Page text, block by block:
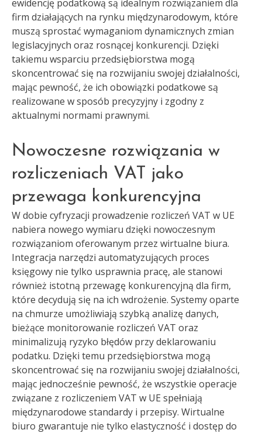
ewidencję podatkową są idealnym rozwiązaniem dla
firm działających na rynku międzynarodowym, które
muszą sprostać wymaganiom dynamicznych zmian
legislacyjnych oraz rosnącej konkurencji. Dzięki
takiemu wsparciu przedsiębiorstwa mogą
skoncentrować się na rozwijaniu swojej działalności,
mając pewność, że ich obowiązki podatkowe są
realizowane w sposób precyzyjny i zgodny z
aktualnymi normami prawnymi.
Nowoczesne rozwiązania w
rozliczeniach VAT jako
przewaga konkurencyjna
W dobie cyfryzacji prowadzenie rozliczeń VAT w UE
nabiera nowego wymiaru dzięki nowoczesnym
rozwiązaniom oferowanym przez wirtualne biura.
Integracja narzędzi automatyzujących proces
księgowy nie tylko usprawnia pracę, ale stanowi
również istotną przewagę konkurencyjną dla firm,
które decydują się na ich wdrożenie. Systemy oparte
na chmurze umożliwiają szybką analizę danych,
bieżące monitorowanie rozliczeń VAT oraz
minimalizują ryzyko błędów przy deklarowaniu
podatku. Dzięki temu przedsiębiorstwa mogą
skoncentrować się na rozwijaniu swojej działalności,
mając jednocześnie pewność, że wszystkie operacje
związane z rozliczeniem VAT w UE spełniają
międzynarodowe standardy i przepisy. Wirtualne
biuro gwarantuje nie tylko elastyczność i dostęp do